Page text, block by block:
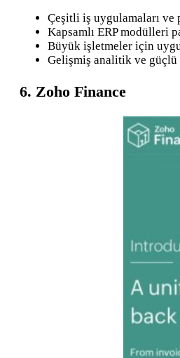
Çeşitli iş uygulamaları ve
Kapsamlı ERP modülleri
Büyük işletmeler için
Gelişmiş analitik ve güçlü
6. Zoho Finance